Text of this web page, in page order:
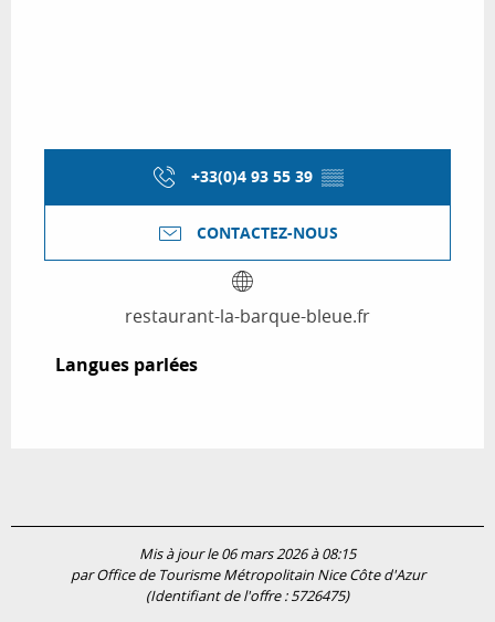
+33(0)4 93 55 39 ▒▒
CONTACTEZ-NOUS
restaurant-la-barque-bleue.fr
Langues parlées
Langues parlées
Mis à jour le 06 mars 2026 à 08:15
par Office de Tourisme Métropolitain Nice Côte d'Azur
(Identifiant de l'offre :5726475)